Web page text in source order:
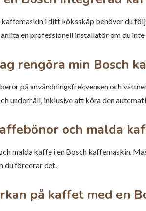
kaffemaskin i ditt köksskåp behöver du
en professionell installatör om du
rengöra min Bosch
på användningsfrekvensen och
underhåll, inklusive att köra den
och malda
malda kaffe i en Bosch kaffemaskin.
du föredrar det.
på kaffet med en